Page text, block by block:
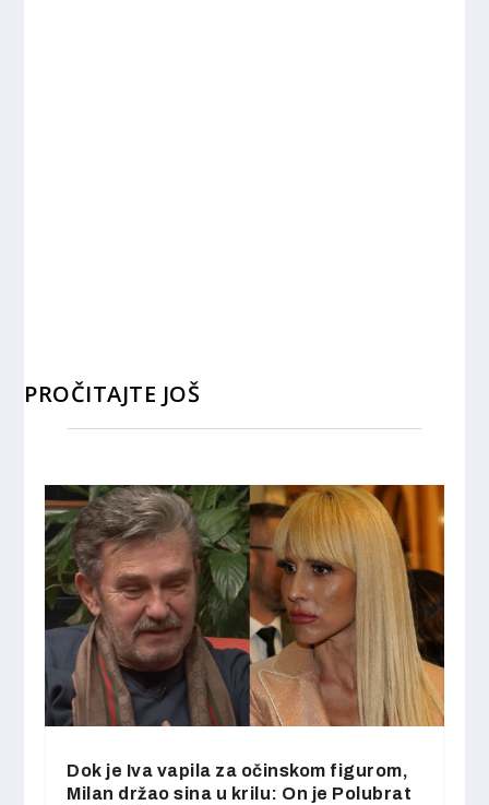
PROČITAJTE JOŠ
Dok je Iva vapila za očinskom figurom,
Milan držao sina u krilu: On je Polubrat